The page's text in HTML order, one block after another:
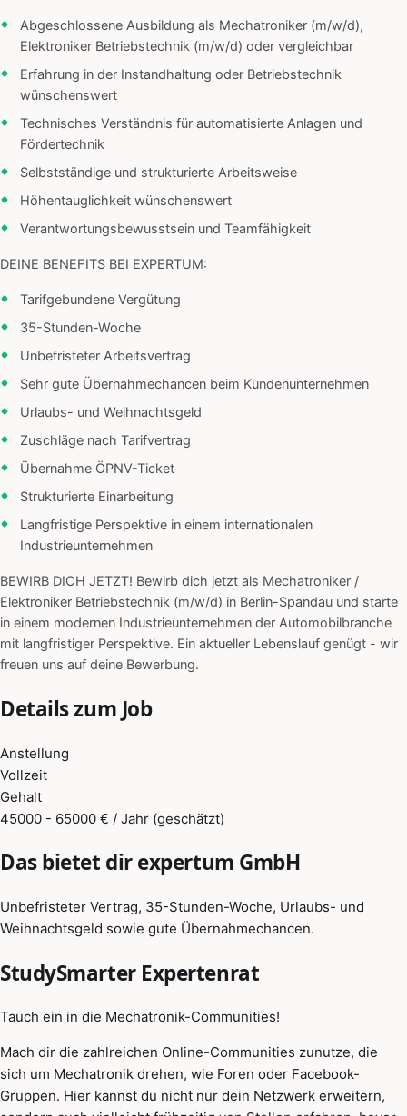
Abgeschlossene Ausbildung als Mechatroniker (m/w/d),
Elektroniker Betriebstechnik (m/w/d) oder vergleichbar
Erfahrung in der Instandhaltung oder Betriebstechnik
wünschenswert
Technisches Verständnis für automatisierte Anlagen und
Fördertechnik
Selbstständige und strukturierte Arbeitsweise
Höhentauglichkeit wünschenswert
Verantwortungsbewusstsein und Teamfähigkeit
DEINE BENEFITS BEI EXPERTUM:
Tarifgebundene Vergütung
35-Stunden-Woche
Unbefristeter Arbeitsvertrag
Sehr gute Übernahmechancen beim Kundenunternehmen
Urlaubs- und Weihnachtsgeld
Zuschläge nach Tarifvertrag
Übernahme ÖPNV-Ticket
Strukturierte Einarbeitung
Langfristige Perspektive in einem internationalen
Industrieunternehmen
BEWIRB DICH JETZT! Bewirb dich jetzt als Mechatroniker /
Elektroniker Betriebstechnik (m/w/d) in Berlin-Spandau und starte
in einem modernen Industrieunternehmen der Automobilbranche
mit langfristiger Perspektive. Ein aktueller Lebenslauf genügt - wir
freuen uns auf deine Bewerbung.
Details zum Job
Anstellung
Vollzeit
Gehalt
45000 - 65000 € / Jahr (geschätzt)
Das bietet dir expertum GmbH
Unbefristeter Vertrag, 35-Stunden-Woche, Urlaubs- und
Weihnachtsgeld sowie gute Übernahmechancen.
StudySmarter Expertenrat
Tauch ein in die Mechatronik-Communities!
Mach dir die zahlreichen Online-Communities zunutze, die
sich um Mechatronik drehen, wie Foren oder Facebook-
Gruppen. Hier kannst du nicht nur dein Netzwerk erweitern,